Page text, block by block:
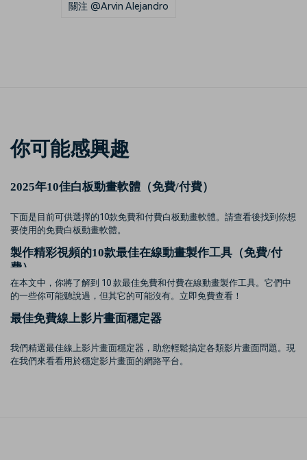
關注 @Arvin Alejandro
你可能感興趣
2025年10佳白板動畫軟體（免費/付費）
下面是目前可供選擇的10款免費和付費白板動畫軟體。請查看後找到你想
要使用的免費白板動畫軟體。
製作精彩視頻的10款最佳在線動畫製作工具（免費/付
費）
在本文中，你將了解到 10 款最佳免費和付費在線動畫製作工具。它們中
的一些你可能聽說過，但其它的可能沒有。立即免費查看！
最佳免費線上影片畫面穩定器
我們精選最佳線上影片畫面穩定器，助您輕鬆搞定各類影片畫面問題。現
在我們來看看用於穩定影片畫面的網路平台。